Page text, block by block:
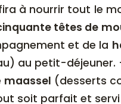
à nourrir tout le
têtes de
et de la
au petit-déjeuner.
maassel (desserts
soit parfait et servi